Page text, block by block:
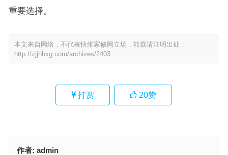
重要选择。
本文来自网络，不代表快维家修网立场，转载请注明出处：
http://zjjhhxg.com/archives/2403
打赏 20赞
作者: admin